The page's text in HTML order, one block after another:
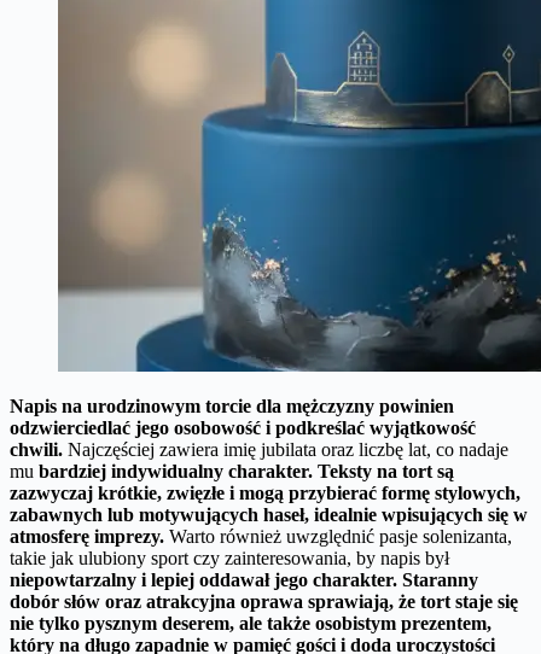
Napis na urodzinowym torcie dla mężczyzny powinien
odzwierciedlać jego osobowość i podkreślać wyjątkowość
chwili. Najczęściej zawiera imię jubilata oraz liczbę lat, co nadaje
mu bardziej indywidualny charakter. Teksty na tort są
zazwyczaj krótkie, zwięzłe i mogą przybierać formę stylowych,
zabawnych lub motywujących haseł, idealnie wpisujących się w
atmosferę imprezy. Warto również uwzględnić pasje solenizanta,
takie jak ulubiony sport czy zainteresowania, by napis był
niepowtarzalny i lepiej oddawał jego charakter. Staranny
dobór słów oraz atrakcyjna oprawa sprawiają, że tort staje się
nie tylko pysznym deserem, ale także osobistym prezentem,
który na długo zapadnie w pamięć gości i doda uroczystości